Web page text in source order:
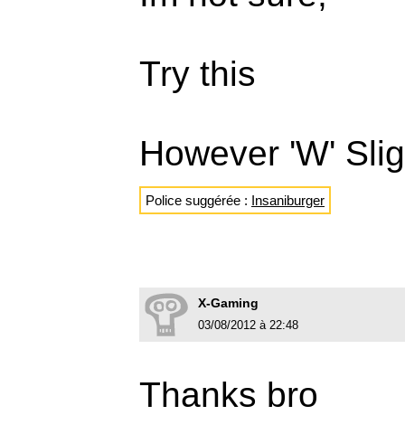
Try this
However 'W'
Police suggérée : Insaniburger
X-Gaming
03/08/2012 à 22:48
Thanks bro